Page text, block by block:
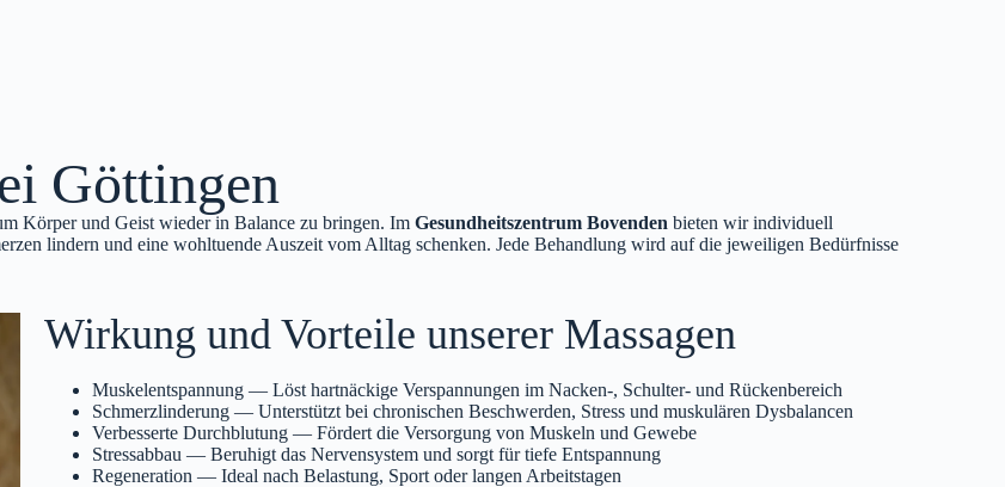
Göttingen
Körper und Geist wieder in Balance zu bringen. ImGesundheitszentrum Bovenden bieten wir individuell
lindern und eine wohltuende Auszeit vom Alltag schenken. Jede Behandlung wird auf die jeweiligen Bedürfnisse
Wirkung und Vorteile unserer Massagen
Muskelentspannung — Löst hartnäckige Verspannungen im Nacken‑, Schulter‑ und Rückenbereich
Schmerzlinderung — Unterstützt bei chronischen Beschwerden, Stress und muskulären Dysbalancen
Verbesserte Durchblutung — Fördert die Versorgung von Muskeln und Gewebe
Stressabbau — Beruhigt das Nervensystem und sorgt für tiefe Entspannung
Regeneration — Ideal nach Belastung, Sport oder langen Arbeitstagen